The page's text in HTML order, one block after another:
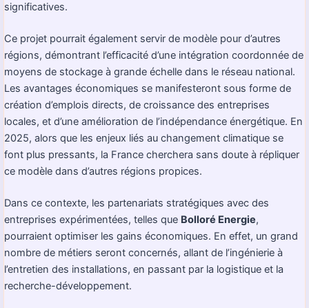
significatives.
Ce projet pourrait également servir de modèle pour d’autres
régions, démontrant l’efficacité d’une intégration coordonnée de
moyens de stockage à grande échelle dans le réseau national.
Les avantages économiques se manifesteront sous forme de
création d’emplois directs, de croissance des entreprises
locales, et d’une amélioration de l’indépendance énergétique. En
2025, alors que les enjeux liés au changement climatique se
font plus pressants, la France cherchera sans doute à répliquer
ce modèle dans d’autres régions propices.
Dans ce contexte, les partenariats stratégiques avec des
entreprises expérimentées, telles que Bolloré Energie,
pourraient optimiser les gains économiques. En effet, un grand
nombre de métiers seront concernés, allant de l’ingénierie à
l’entretien des installations, en passant par la logistique et la
recherche-développement.